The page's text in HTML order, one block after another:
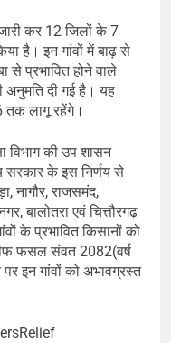
कर 12 जिलों के 7
है। इन गांवों में बाढ़ से
प्रभावित होने वाले
दी गई है। यह
तक लागू रहेंगे।
विभाग की उप शासन
सरकार के इस निर्णय से
नागौर, राजसमंद,
बालोतरा एवं चित्तौरगढ़
के प्रभावित किसानों को
फसल संवत 2082(वर्ष
इन गांवों को अभावग्रस्त